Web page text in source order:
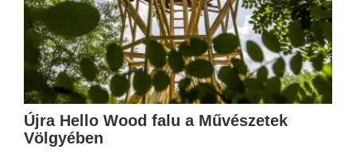
Újra Hello Wood falu a Művészetek
Völgyében